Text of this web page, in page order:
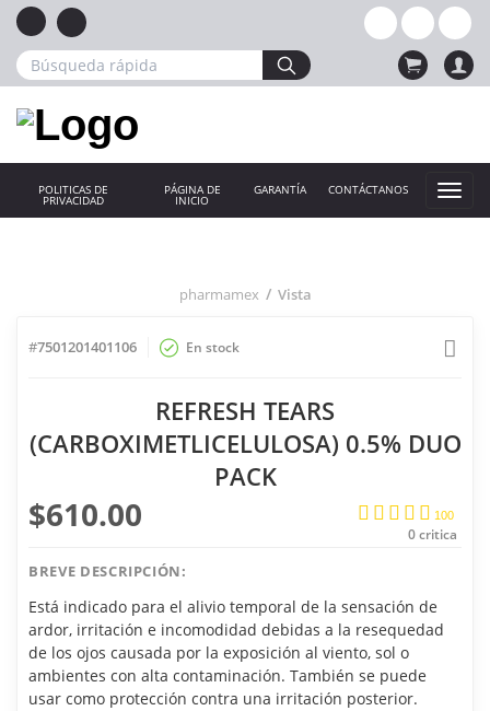
POLITICAS DE
PRIVACIDAD
PÁGINA DE
INICIO
GARANTÍA CONTÁCTANOS
pharmamex Vista
#7501201401106
En stock
REFRESH TEARS
(CARBOXIMETLICELULOSA) 0.5% DUO
PACK
100
0critica
$610.00
BREVE DESCRIPCIÓN:
Está indicado para el alivio temporal de la sensación de
ardor, irritación e incomodidad debidas a la resequedad
de los ojos causada por la exposición al viento, sol o
ambientes con alta contaminación. También se puede
usar como protección contra una irritación posterior.